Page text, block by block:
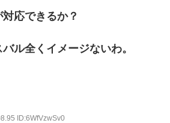
応できるか？
ル全くイメージないわ。
ID:6WfVzwSv0